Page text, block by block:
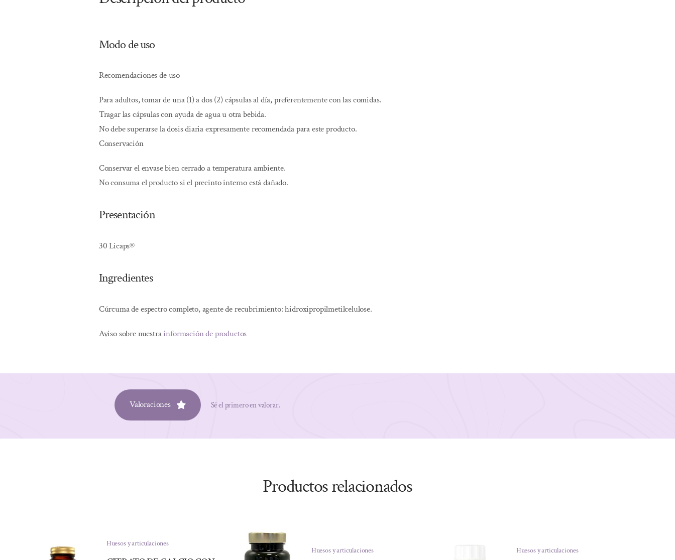
Modo de uso
Recomendaciones de uso
Para adultos, tomar de una (1) a dos (2) cápsulas al día, preferentemente con las comidas.
Tragar las cápsulas con ayuda de agua u otra bebida.
No debe superarse la dosis diaria expresamente recomendada para este producto.
Conservación
Conservar el envase bien cerrado a temperatura ambiente.
No consuma el producto si el precinto interno está dañado.
Presentación
30 Licaps®
Ingredientes
Cúrcuma de espectro completo, agente de recubrimiento: hidroxipropilmetilcelulose.
Aviso sobre nuestrainformación de productos
Valoraciones Sé el primero en valorar.
Productos relacionados
Huesos y articulaciones
Huesos y articulaciones Huesos y articulaciones